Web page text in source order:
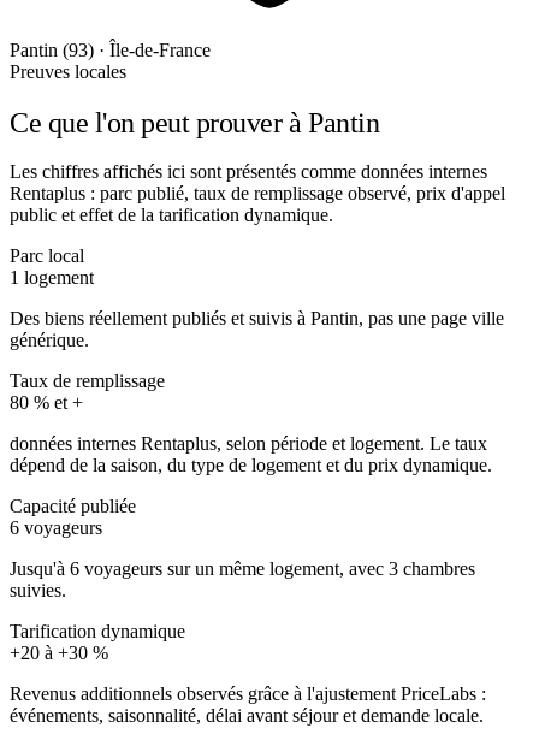
Pantin (93) · Île-de-France
Preuves locales
Ce que l'on peut prouver à Pantin
Les chiffres affichés ici sont présentés comme données internes
Rentaplus : parc publié, taux de remplissage observé, prix d'appel
public et effet de la tarification dynamique.
Parc local
1 logement
Des biens réellement publiés et suivis à Pantin, pas une page ville
générique.
Taux de remplissage
80 % et +
données internes Rentaplus, selon période et logement. Le taux
dépend de la saison, du type de logement et du prix dynamique.
Capacité publiée
6 voyageurs
Jusqu'à 6 voyageurs sur un même logement, avec 3 chambres
suivies.
Tarification dynamique
+20 à +30 %
Revenus additionnels observés grâce à l'ajustement PriceLabs :
événements, saisonnalité, délai avant séjour et demande locale.